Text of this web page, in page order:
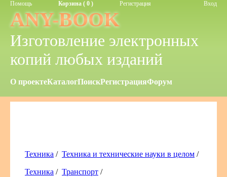
Помощь Корзина ( 0 ) Регистрация Вход
ANY-BOOK
Изготовление электронных
копий любых изданий
О проектеКаталогПоискРегистрацияФорум
Техника / Техника и технические науки в целом /
Техника / Транспорт /